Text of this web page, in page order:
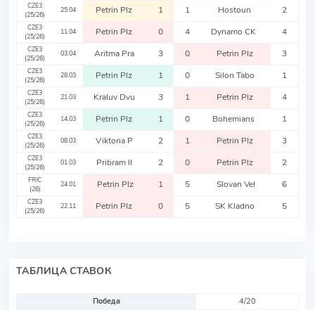
CZE3
(25/26)
25.04 Petrin Plz 1 1 Hostoun 2
CZE3
(25/26)
11.04 Petrin Plz 0 4 Dynamo CK 4
CZE3
(25/26)
03.04 Aritma Pra 3 0 Petrin Plz 3
CZE3
(25/26)
28.03 Petrin Plz 1 0 Silon Tabo 1
CZE3
(25/26)
21.03 Kraluv Dvu 3 1 Petrin Plz 4
CZE3
(25/26)
14.03 Petrin Plz 1 0 Bohemians 1
CZE3
(25/26)
08.03 Viktoria P 2 1 Petrin Plz 3
CZE3
(25/26)
01.03 Pribram II 2 0 Petrin Plz 2
FRIC
(26)
24.01 Petrin Plz 1 5 Slovan Vel 6
CZE3
(25/26)
22.11 Petrin Plz 0 5 SK Kladno 5
ТАБЛИЦА СТАВОК
Победа
4/20